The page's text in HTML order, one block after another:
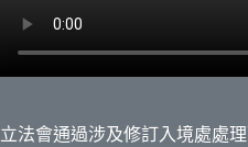
立法會通過涉及修訂入境處處